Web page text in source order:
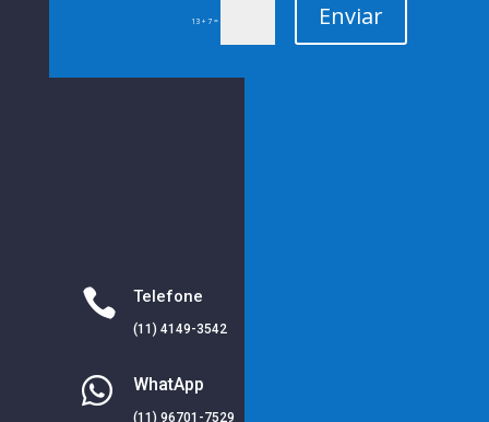
13 + 7 = Enviar
 Telefone
(11) 4149-3542
 WhatApp
(11) 96701-7529